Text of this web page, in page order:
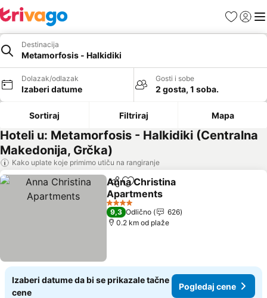
FavoritiPrijavi
Destinacija
Metamorfosis - Halkidiki
Dolazak/odlazak
Izaberi datume
Gosti i sobe
2 gosta, 1 soba.
Sortiraj Filtriraj Mapa
Hoteli u: Metamorfosis - Halkidiki (Centralna
Makedonija, Grčka)
Kako uplate koje primimo utiču na rangiranje
Deli Dodati u favorite
Anna Christina
Apartments
4 Zvezdice
9,3 Odlično
626
0.2 km od plaže
Izaberi datume da bi se prikazale tačne
cene
Pogledaj cene